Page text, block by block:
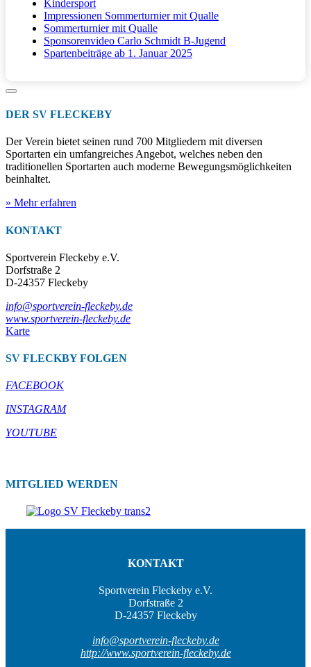
Kindersport
Impressionen Sommerturnier mit Qualle
Sommerturnier mit Qualle
Sponsorenvideo Carlo Schmidt B-Jugend
Spartenbeiträge ab 1. Januar 2025
DER SV FLECKEBY
Der Verein bietet seinen rund 700 Mitgliedern mit diversen
Sportarten ein umfangreiches Angebot, welches neben den
traditionellen Sportarten auch moderne Bewegungsmöglichkeiten
beinhaltet.
» Mehr erfahren
KONTAKT
Sportverein Fleckeby e.V.
Dorfstraße 2
D-24357 Fleckeby
info@sportverein-fleckeby.de
www.sportverein-fleckeby.de
Karte
SV FLECKBY FOLGEN
FACEBOOK
INSTAGRAM
YOUTUBE
MITGLIED WERDEN
KONTAKT
Sportverein Fleckeby e.V.
Dorfstraße 2
D-24357 Fleckeby
info@sportverein-fleckeby.de
http://www.sportverein-fleckeby.de